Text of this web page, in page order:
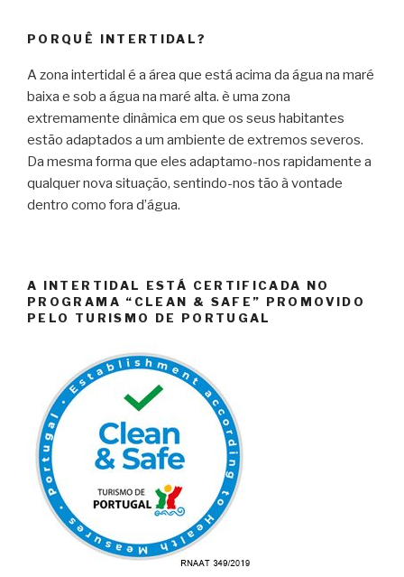
PORQUÊ INTERTIDAL?
A zona intertidal é a área que está acima da água na maré
baixa e sob a água na maré alta. è uma zona
extremamente dinâmica em que os seus habitantes
estão adaptados a um ambiente de extremos severos.
Da mesma forma que eles adaptamo-nos rapidamente a
qualquer nova situação, sentindo-nos tão à vontade
dentro como fora d’água.
A INTERTIDAL ESTÁ CERTIFICADA NO
PROGRAMA “CLEAN & SAFE” PROMOVIDO
PELO TURISMO DE PORTUGAL